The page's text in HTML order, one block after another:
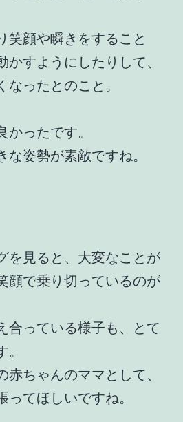
笑顔や瞬きをすること
かすようにしたりして、
ったとのこと。
かったです。
な姿勢が素敵ですね。
を見ると、大変なことが
顔で乗り切っているのが
合っている様子も、とて
赤ちゃんのママとして、
てほしいですね。